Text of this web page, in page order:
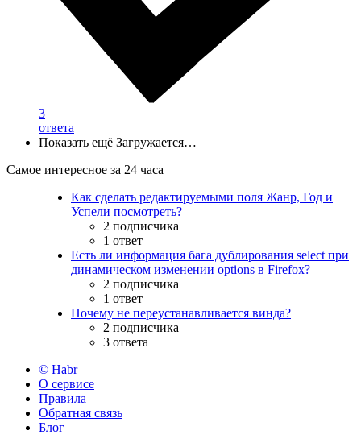
3
ответа
Показать ещё Загружается…
Самое интересное за 24 часа
Как сделать редактируемыми поля Жанр, Год и
Успели посмотреть?
2 подписчика
1 ответ
Есть ли информация бага дублирования select при
динамическом изменении options в Firefox?
2 подписчика
1 ответ
Почему не переустанавливается винда?
2 подписчика
3 ответа
© Habr
О сервисе
Правила
Обратная связь
Блог